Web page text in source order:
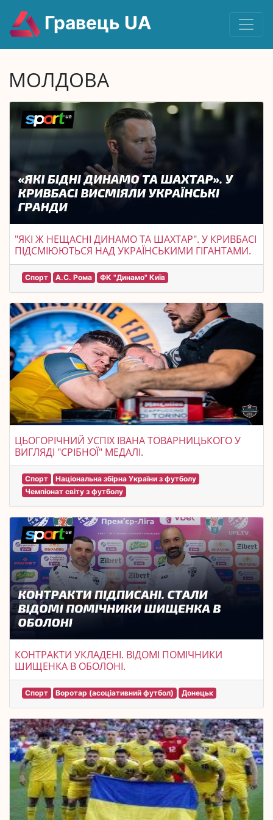
Гравець UA
МОЛДОВА
"ЯКІ Ж НЕЩАСНІ ДИНАМО ТА ШАХТАР". У КРИВБАСІ
ПІДСМІЮЮТЬСЯ НАД УКРАЇНСЬКИМИ ГІГАНТАМИ.
Спорт А.С. Рома ФК "Динамо" Київ
ЦЬОГОРІЧНИЙ УСПІХ ІВАНА ТОВАРНИЦЬКОГО У
ВИГЛЯДІ "СРІБНОЇ" МЕДАЛІ.
Спорт
Національна збірна України з футболу
Чемпіонат світу з футболу
КОНТРАКТИ УКЛАДЕНІ. ВІДОМІ ПОМІЧНИКИ
ШИЩЕНКА В ОБОЛОНІ.
Спорт Воротар (асоціативний футбол) Донецьк